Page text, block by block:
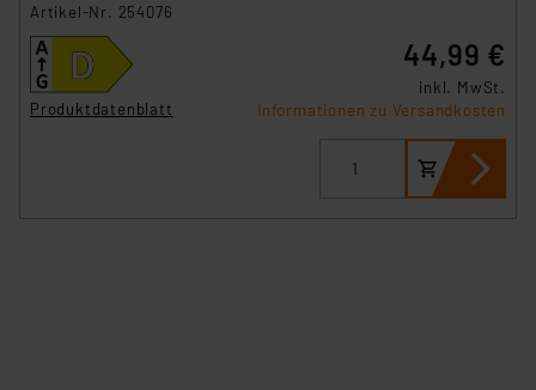
Artikel-Nr. 254076
Produktdatenblatt
44,99 €
inkl. MwSt.
Informationen zu Versandkosten